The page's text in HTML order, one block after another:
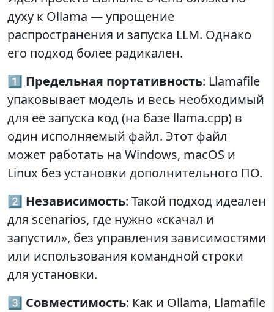
духу к Ollama — упрощение
распространения и запуска LLM. Однако
его подход более радикален.
1️⃣ Предельная портативность: Llamafile
упаковывает модель и весь необходимый
для её запуска код (на базе llama.cpp) в
один исполняемый файл. Этот файл
может работать на Windows, macOS и
Linux без установки дополнительного ПО.
2️⃣ Независимость: Такой подход идеален
для scenarios, где нужно «скачал и
запустил», без управления зависимостями
или использования командной строки
для установки.
3️⃣ Совместимость: Как и Ollama, Llamafile